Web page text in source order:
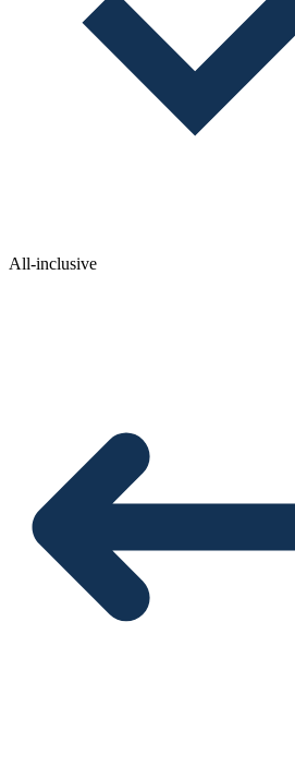
All-inclusive